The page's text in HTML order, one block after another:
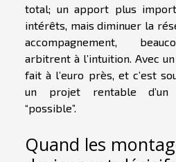
total; un apport plus
intérêts, mais diminuer la
accompagnement,
arbitrent à l’intuition. Avec
fait à l’euro près, et c’est
un projet rentable d’un
“possible”.
Quand les